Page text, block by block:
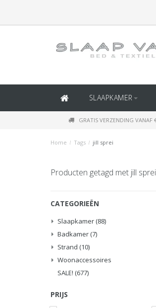
SLAAPKAMER
GRATIS VERZENDING VANAF
Home / Tags / jill sprei
Producten getagd met jill sprei
CATEGORIEËN
Slaapkamer (88)
Badkamer (7)
Strand (10)
Woonaccessoires
SALE! (677)
PRIJS